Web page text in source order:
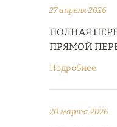
27 апреля 2026
ПОЛНАЯ
ПРЯМОЙ
Подробнее
20 марта 2026